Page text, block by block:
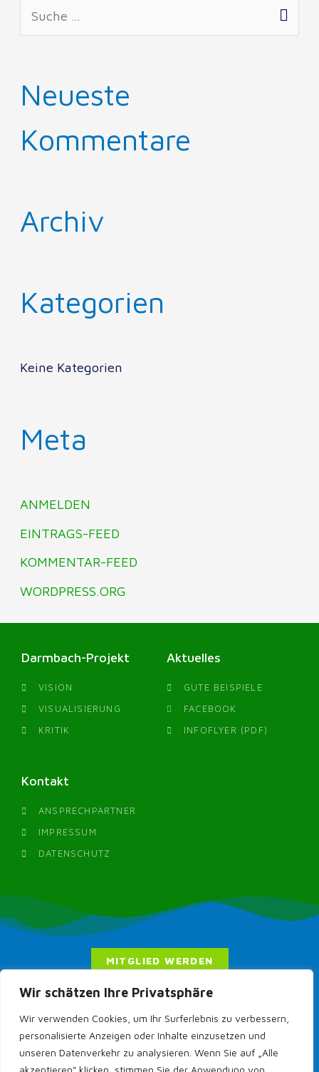
Wir schätzen Ihre Privatsphäre
Wir verwenden Cookies, um Ihr Surferlebnis zu verbessern,
personalisierte Anzeigen oder Inhalte einzusetzen und
unseren Datenverkehr zu analysieren. Wenn Sie auf „Alle
akzeptieren" klicken, stimmen Sie der Anwendung von
Neueste
Kommentare
Archiv
Kategorien
Keine Kategorien
Meta
ANMELDEN
EINTRAGS-FEED
KOMMENTAR-FEED
WORDPRESS.ORG
Darmbach-Projekt
VISION
VISUALISIERUNG
KRITIK
Aktuelles
GUTE BEISPIELE
FACEBOOK
INFOFLYER (PDF)
Kontakt
ANSPRECHPARTNER
IMPRESSUM
DATENSCHUTZ
MITGLIED WERDEN